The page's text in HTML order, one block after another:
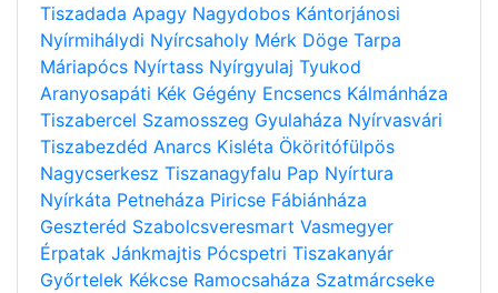
Tiszadada Apagy Nagydobos Kántorjánosi
Nyírmihálydi Nyírcsaholy Mérk Döge Tarpa
Máriapócs Nyírtass Nyírgyulaj Tyukod
Aranyosapáti Kék Gégény Encsencs Kálmánháza
Tiszabercel Szamosszeg Gyulaháza Nyírvasvári
Tiszabezdéd Anarcs Kisléta Ököritófülpös
Nagycserkesz Tiszanagyfalu Pap Nyírtura
Nyírkáta Petneháza Piricse Fábiánháza
Geszteréd Szabolcsveresmart Vasmegyer
Érpatak Jánkmajtis Pócspetri Tiszakanyár
Győrtelek Kékcse Ramocsaháza Szatmárcseke